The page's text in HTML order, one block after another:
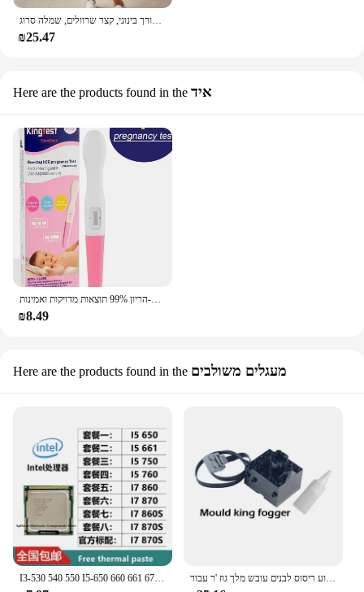
צוואר מרובע קיץ, ירך מחבק ירך באורך בינוני, קצר שרוולים, שמלה סרוג
₪25.47
Here are the products found in the איד
בדיקת הריון אמצע הזרם, מקלות גילוי מוקדם-הריון 99% תוצאות מדויקות ואמינות
₪8.49
Here are the products found in the מעגלים משולבים
I3-530 540 550 I5-650 660 661 670 680 I5-750S 760 I7-860 I7-870S 880 I7-875K x3430 x3440 x3450 x3460 x3460 x3460 3480 תרסיס עשן טכני מנוע ריסוס לבנים עובש מלך גוז 'ר עבור goeds בניין רכבת moc